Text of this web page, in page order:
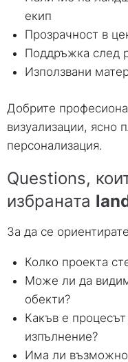
екип
Прозрачност в
Поддръжка след
Използвани
Добрите
визуализации, ясно
персонализация.
Questions,
избраната
За да се
Колко проекта
Може ли да
обекти?
Какъв е
изпълнение?
Има ли